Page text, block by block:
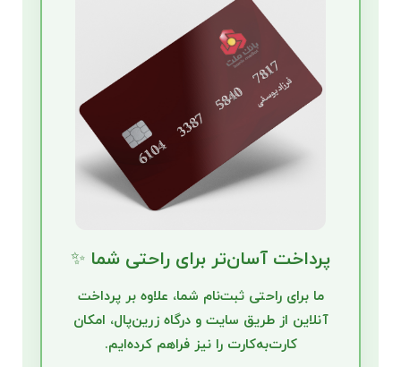
پرداخت آسان‌تر برای راحتی شما ✨
ما برای راحتی ثبت‌نام شما، علاوه بر پرداخت
آنلاین از طریق سایت و درگاه زرین‌پال، امکان
کارت‌به‌کارت را نیز فراهم کرده‌ایم.